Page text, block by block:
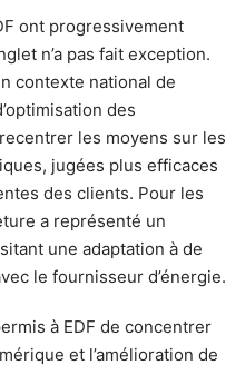
ont progressivement
n’a pas fait exception.
contexte national de
des
les moyens sur les
jugées plus efficaces
des clients. Pour les
a représenté un
une adaptation à de
le fournisseur d’énergie.
à EDF de concentrer
et l’amélioration de